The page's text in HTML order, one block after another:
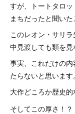
すが、トートタロ
まちだったと聞いた
このレオン・サリ
中見渡しても類を見
事実、これだけの
たらないと思います。
大作どころか歴史
そしてこの厚さ ！？